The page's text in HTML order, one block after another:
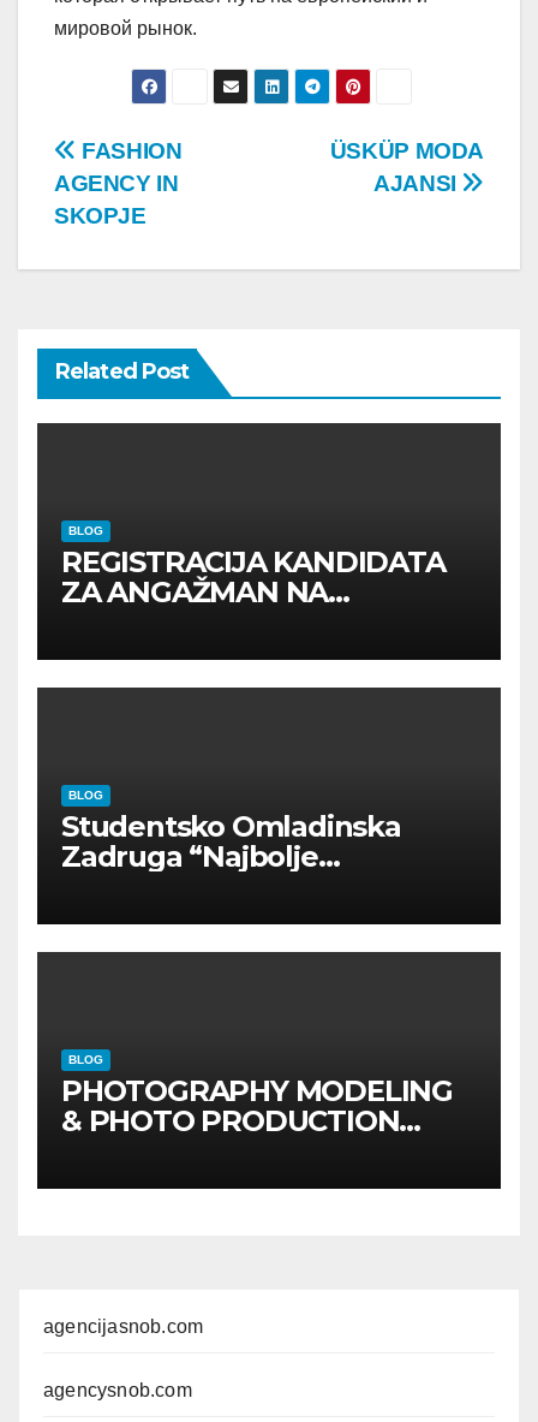
мировой рынок.
Post
navigation
ÜSKÜP MODA
AJANSI
FASHION
AGENCY IN
SKOPJE
Related Post
BLOG
REGISTRACIJA KANDIDATA
ZA ANGAŽMAN NA
BLOG
Studentsko Omladinska
Zadruga “Najbolje
BLOG
PHOTOGRAPHY MODELING
& PHOTO PRODUCTION
kroz foto modele,
agencijasnob.com
agencysnob.com